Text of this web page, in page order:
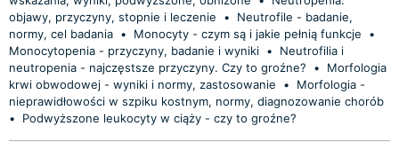
objawy, przyczyny, stopnie i leczenie
•
Neutrofile - badanie,
normy, cel badania • Monocyty - czym są i jakie pełnią funkcje
•
Monocytopenia - przyczyny, badanie i wyniki •
Neutrofilia i
neutropenia - najczęstsze przyczyny. Czy to groźne?
•
Morfologia
krwi obwodowej - wyniki i normy, zastosowanie
•
Morfologia -
nieprawidłowości w szpiku kostnym, normy, diagnozowanie chorób
•
Podwyższone leukocyty w ciąży - czy to groźne?